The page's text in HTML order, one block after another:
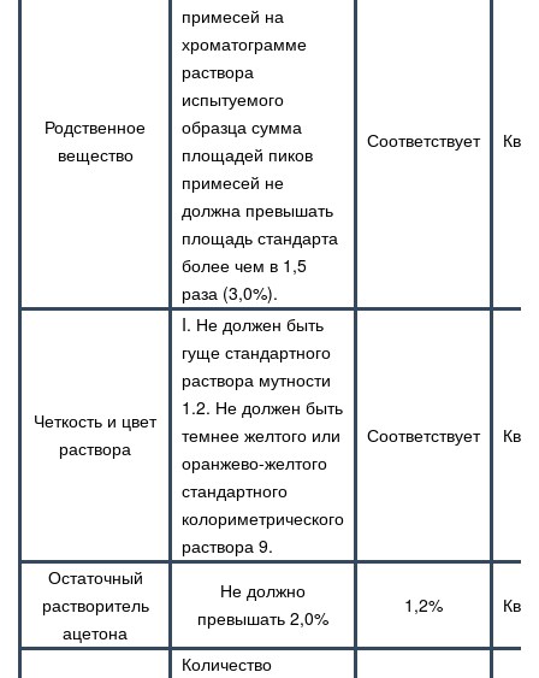
Родственное
вещество
примесей на
хроматограмме
раствора
испытуемого
образца сумма
площадей пиков
примесей не
должна превышать
площадь стандарта
более чем в 1,5
раза (3,0%).
Соответствует
Четкость и цвет
раствора
I. Не должен быть
гуще стандартного
раствора мутности
1.2. Не должен быть
темнее желтого или
оранжево-желтого
стандартного
колориметрического
раствора 9.
Соответствует
Остаточный
растворитель
ацетона
Не должно
превышать 2,0%
1,2%
Количество